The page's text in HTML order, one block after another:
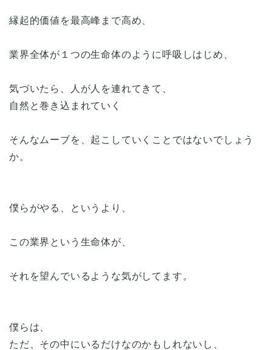
縁起的価値を最高峰まで高め、
業界全体が１つの生命体のように呼吸しはじめ、
気づいたら、人が人を連れてきて、
自然と巻き込まれていく
そんなムーブを、起こしていくことではないでしょう
か。
僕らがやる、というより、
この業界という生命体が、
それを望んでいるような気がしてます。
僕らは、
ただ、その中にいるだけなのかもしれないし、